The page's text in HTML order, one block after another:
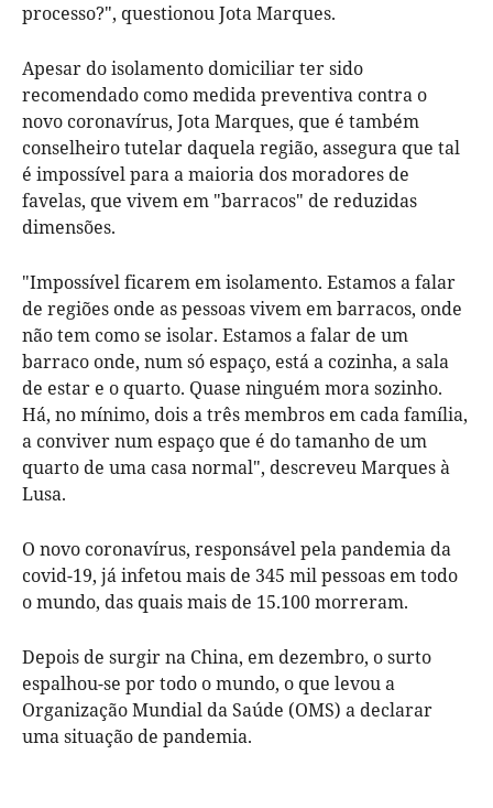
processo?", questionou Jota Marques.
Apesar do isolamento domiciliar ter sido
recomendado como medida preventiva contra o
novo coronavírus, Jota Marques, que é também
conselheiro tutelar daquela região, assegura que tal
é impossível para a maioria dos moradores de
favelas, que vivem em "barracos" de reduzidas
dimensões.
"Impossível ficarem em isolamento. Estamos a falar
de regiões onde as pessoas vivem em barracos, onde
não tem como se isolar. Estamos a falar de um
barraco onde, num só espaço, está a cozinha, a sala
de estar e o quarto. Quase ninguém mora sozinho.
Há, no mínimo, dois a três membros em cada família,
a conviver num espaço que é do tamanho de um
quarto de uma casa normal", descreveu Marques à
Lusa.
O novo coronavírus, responsável pela pandemia da
covid-19, já infetou mais de 345 mil pessoas em todo
o mundo, das quais mais de 15.100 morreram.
Depois de surgir na China, em dezembro, o surto
espalhou-se por todo o mundo, o que levou a
Organização Mundial da Saúde (OMS) a declarar
uma situação de pandemia.